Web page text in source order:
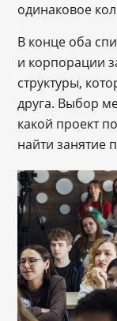
одинаковое
В конце оба
и корпорации
структуры,
друга. Выбор
какой проект
найти занятие